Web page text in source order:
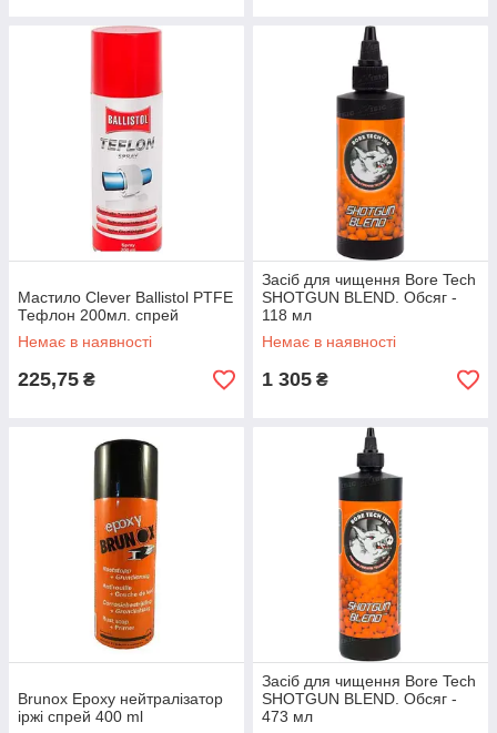
Мастило Clever Ballistol PTFE
Тефлон 200мл. спрей
Немає в наявності
225,75 ₴
Засіб для чищення Bore Tech
SHOTGUN BLEND. Обсяг -
118 мл
Немає в наявності
1 305 ₴
Brunox Epoxy нейтралізатор
іржі спрей 400 ml
Засіб для чищення Bore Tech
SHOTGUN BLEND. Обсяг -
473 мл